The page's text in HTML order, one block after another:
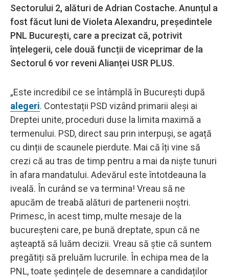
Sectorului 2, alături de Adrian Costache. Anunțul a
fost făcut luni de Violeta Alexandru, președintele
PNL București, care a precizat că, potrivit
înțelegerii, cele două funcții de viceprimar de la
Sectorul 6 vor reveni Alianței USR PLUS.
„Este incredibil ce se întâmplă în București după
alegeri. Contestații PSD vizând primarii aleși ai
Dreptei unite, proceduri duse la limita maximă a
termenului. PSD, direct sau prin interpuși, se agață
cu dinții de scaunele pierdute. Mai că îți vine să
crezi că au tras de timp pentru a mai da niște tunuri
în afara mandatului. Adevărul este întotdeauna la
iveală. În curând se va termina! Vreau să ne
apucăm de treabă alături de partenerii noștri.
Primesc, în acest timp, multe mesaje de la
bucureșteni care, pe bună dreptate, spun că ne
așteaptă să luăm decizii. Vreau să știe că suntem
pregătiți să preluăm lucrurile. În echipa mea de la
PNL, toate ședințele de desemnare a candidaților